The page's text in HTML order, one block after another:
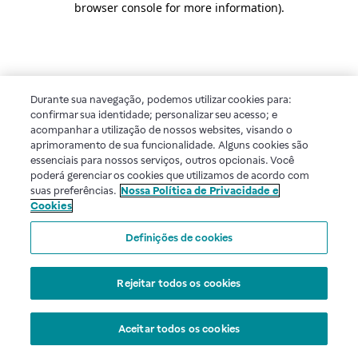
browser console for more information).
Durante sua navegação, podemos utilizar cookies para:
confirmar sua identidade; personalizar seu acesso; e
acompanhar a utilização de nossos websites, visando o
aprimoramento de sua funcionalidade. Alguns cookies são
essenciais para nossos serviços, outros opcionais. Você
poderá gerenciar os cookies que utilizamos de acordo com
suas preferências. Nossa Política de Privacidade e
Cookies
Definições de cookies
Rejeitar todos os cookies
Aceitar todos os cookies